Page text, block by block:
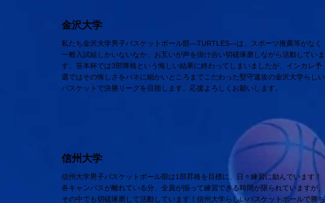
金沢大学
私たち金沢大学男子バスケットボール部―TURTLES―は、スポーツ推薦等がなく
一般入試組しかいないなか、お互いが声を掛け合い切磋琢磨しながら活動していま
す。笹本杯では3部降格という悔しい結果に終わってしまいましたが、インカレ予
選ではその悔しさをバネに細かいところまでこだわった堅守速攻の金沢大学らしい
バスケットで決勝リーグを目指します。応援よろしくお願いします。
信州大学
信州大学男子バスケットボール部は1部昇格を目標に、日々練習に励んでいます！
各キャンパスが離れている分、全員が揃って練習できる時間が限られていますが、
その中でも切磋琢磨して活動しています！信州大学らしいバスケットボールで勝ち